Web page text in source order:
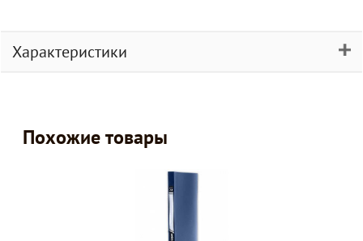
Характеристики
Похожие товары